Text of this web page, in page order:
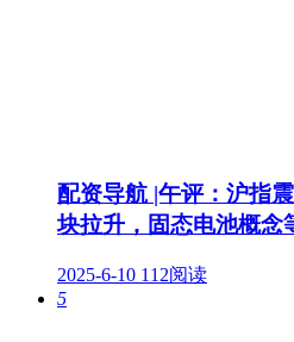
配资导航 |午评：沪指
块拉升，固态电池概念
2025-6-10 112阅读
5